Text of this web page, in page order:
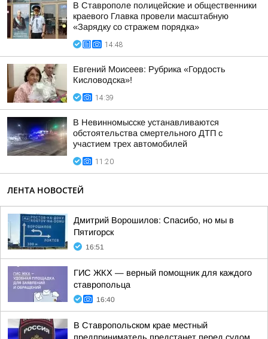
В Ставрополе полицейские и общественники
краевого Главка провели масштабную
«Зарядку со стражем порядка»
14:48
Евгений Моисеев: Рубрика «Гордость
Кисловодска»!
14:39
В Невинномысске устанавливаются
обстоятельства смертельного ДТП с
участием трех автомобилей
11:20
ЛЕНТА НОВОСТЕЙ
Дмитрий Ворошилов: Спасибо, но мы в
Пятигорск
16:51
ГИС ЖКХ — верный помощник для каждого
ставропольца
16:40
В Ставропольском крае местный